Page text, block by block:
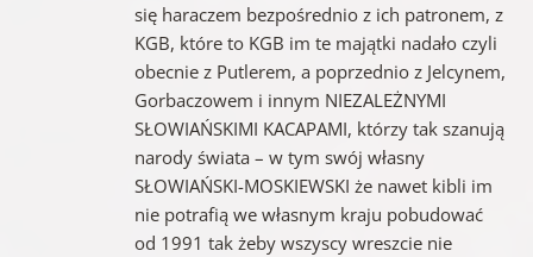
się haraczem bezpośrednio z ich patronem, z
KGB, które to KGB im te majątki nadało czyli
obecnie z Putlerem, a poprzednio z Jelcynem,
Gorbaczowem i innym NIEZALEŻNYMI
SŁOWIAŃSKIMI KACAPAMI, którzy tak szanują
narody świata – w tym swój własny
SŁOWIAŃSKI-MOSKIEWSKI że nawet kibli im
nie potrafią we własnym kraju pobudować
od 1991 tak żeby wszyscy wreszcie nie